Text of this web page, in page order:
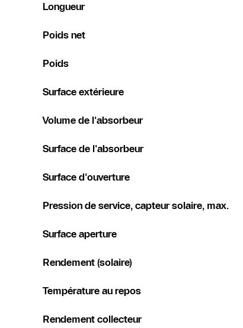
Longueur
Poids net
Poids
Surface extérieure
Volume de l'absorbeur
Surface de l'absorbeur
Surface d'ouverture
Pression de service, capteur solaire, max.
Surface aperture
Rendement (solaire)
Température au repos
Rendement collecteur